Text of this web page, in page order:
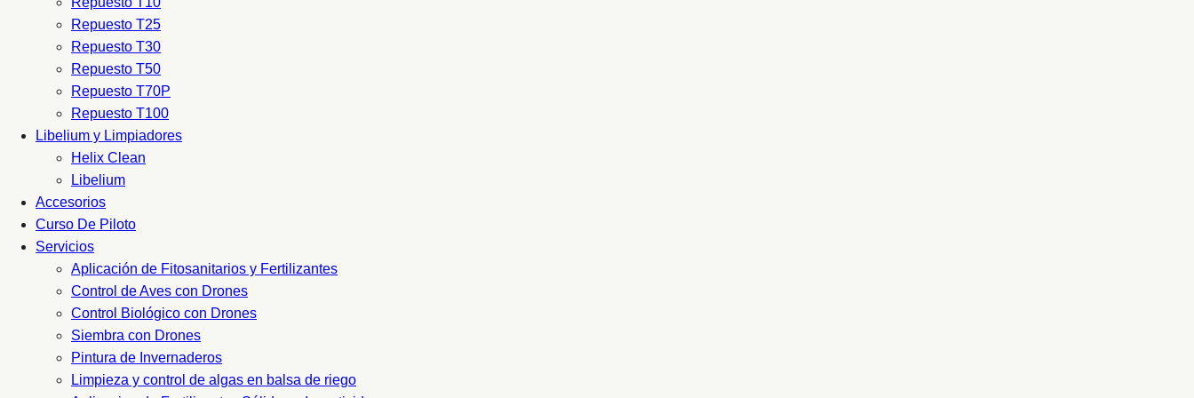
Repuesto T25
Repuesto T30
Repuesto T50
Repuesto T70P
Repuesto T100
Libelium y Limpiadores
Helix Clean
Libelium
Accesorios
Curso De Piloto
Servicios
Aplicación de Fitosanitarios y Fertilizantes
Control de Aves con Drones
Control Biológico con Drones
Siembra con Drones
Pintura de Invernaderos
Limpieza y control de algas en balsa de riego